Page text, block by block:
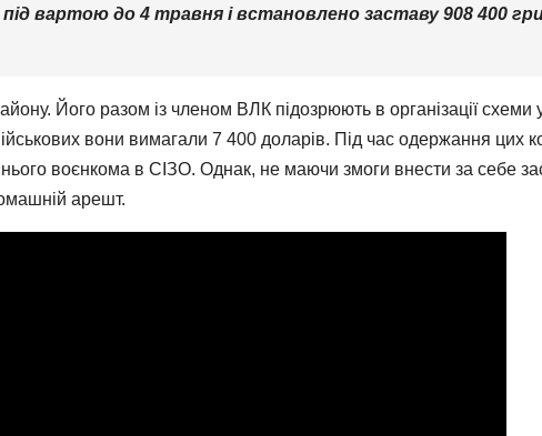
вартою до 4 травня і встановлено заставу 908 400
Його разом із членом ВЛК підозрюють в організації схеми
вони вимагали 7 400 доларів. Під час одержання цих
воєнкома в СІЗО. Однак, не маючи змоги внести за себе
арешт.